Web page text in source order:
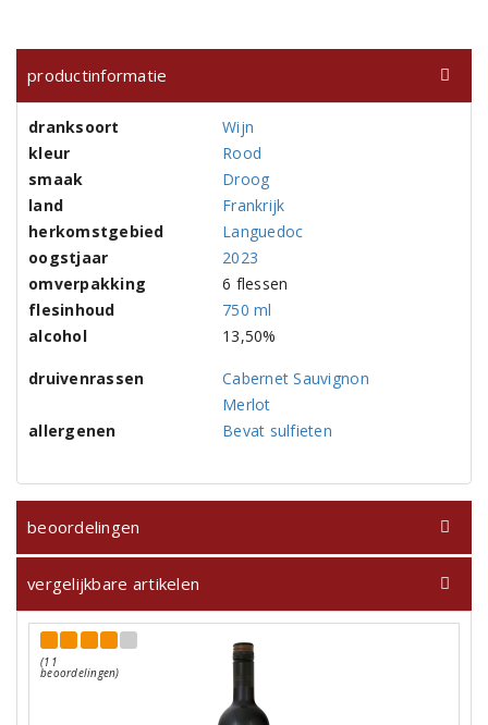
productinformatie
dranksoort
Wijn
kleur
Rood
smaak
Droog
land
Frankrijk
herkomstgebied
Languedoc
oogstjaar
2023
omverpakking
6 flessen
flesinhoud
750 ml
alcohol
13,50%
druivenrassen
Cabernet Sauvignon
Merlot
allergenen
Bevat sulfieten
beoordelingen
vergelijkbare artikelen
(11
beoordelingen)